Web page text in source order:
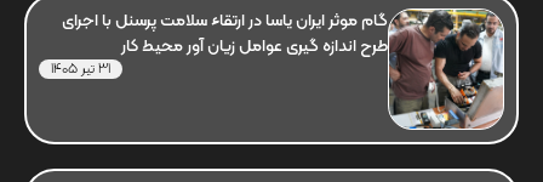
گام موثر ایران یاسا در ارتقاء سلامت پرسنل با اجرای
طرح اندازه گیری عوامل زیان آور محیط کار
31 تیر 1405